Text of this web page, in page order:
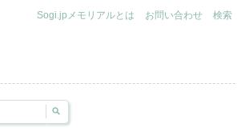
Sogi.jpメモリアルとは お問い合わせ 検索